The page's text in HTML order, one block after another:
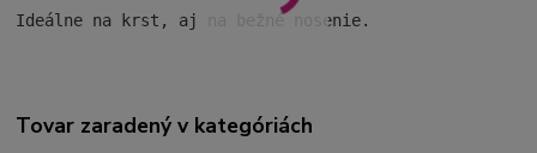
Ideálne na krst, aj na bežné nosenie.
Tovar zaradený v kategóriách